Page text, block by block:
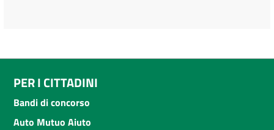
PER I CITTADINI
Bandi di concorso
Auto Mutuo Aiuto